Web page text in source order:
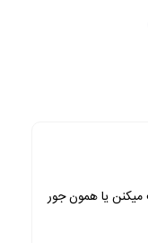
یا همون جور